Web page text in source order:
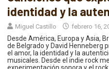
identidad y la
Miguel Castillo febrero 16,
Desde América, Europa y Asia,
de Belgrado y David Henneberg
el amor, la identidad y la
musicales. Desde el indie rock